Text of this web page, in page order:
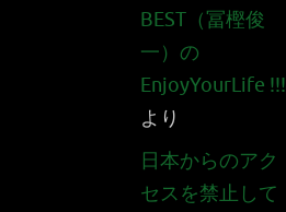
BEST（冨樫俊
一）の
EnjoyYourLife !!!
より
日本からのアク
セスを禁止して